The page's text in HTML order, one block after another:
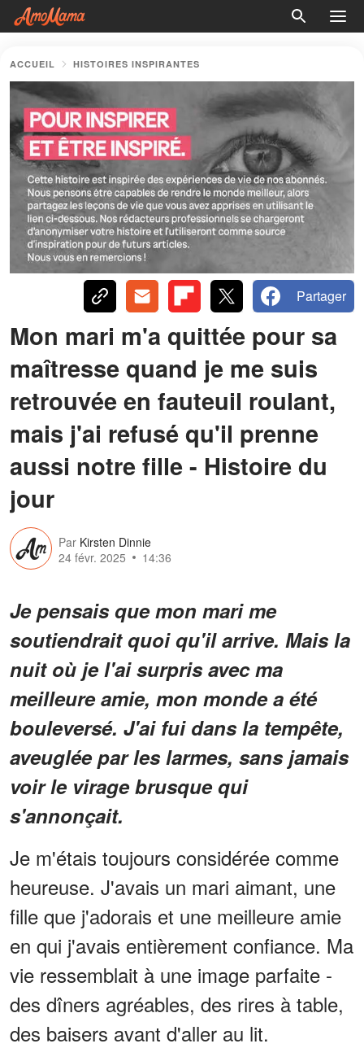
ACCUEIL HISTOIRES INSPIRANTES
Partager
Mon mari m'a quittée pour sa
maîtresse quand je me suis
retrouvée en fauteuil roulant,
mais j'ai refusé qu'il prenne
aussi notre fille - Histoire du
jour
Par Kirsten Dinnie
24 févr. 2025
14:36
Je pensais que mon mari me
soutiendrait quoi qu'il arrive. Mais la
nuit où je l'ai surpris avec ma
meilleure amie, mon monde a été
bouleversé. J'ai fui dans la tempête,
aveuglée par les larmes, sans jamais
voir le virage brusque qui
s'annonçait.
Je m'étais toujours considérée comme
heureuse. J'avais un mari aimant, une
fille que j'adorais et une meilleure amie
en qui j'avais entièrement confiance. Ma
vie ressemblait à une image parfaite -
des dîners agréables, des rires à table,
des baisers avant d'aller au lit.